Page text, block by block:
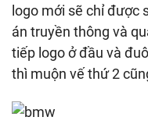
logo mới sẽ chỉ được
án truyền thông và
tiếp logo ở đầu và
thì muộn vế thứ 2